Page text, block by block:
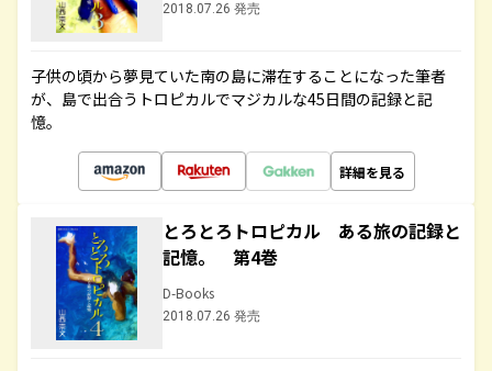
2018.07.26 発売
子供の頃から夢見ていた南の島に滞在することになった筆者
が、島で出合うトロピカルでマジカルな45日間の記録と記
憶。
詳細を見る
とろとろトロピカル ある旅の記録と
記憶。 第4巻
D-Books
2018.07.26 発売